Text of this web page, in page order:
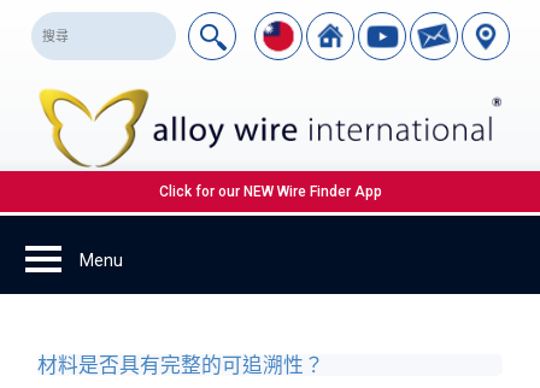
Click for our NEW Wire Finder App
材料是否具有完整的可追溯性？